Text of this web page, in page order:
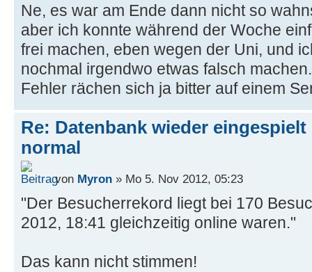
Ne, es war am Ende dann nicht so
aber ich konnte während der Woche
frei machen, eben wegen der Uni, und
nochmal irgendwo etwas falsch
Fehler rächen sich ja bitter auf einem
Re: Datenbank wieder
normal
von Myron » Mo 5. Nov 2012, 05:23
"Der Besucherrekord liegt bei 170
2012, 18:41 gleichzeitig online waren."
Das kann nicht stimmen!